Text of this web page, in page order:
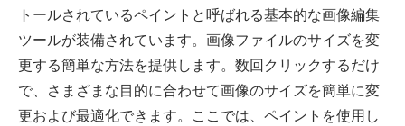
トールされているペイントと呼ばれる基本的な画像編集
ツールが装備されています。画像ファイルのサイズを変
更する簡単な方法を提供します。数回クリックするだけ
で、さまざまな目的に合わせて画像のサイズを簡単に変
更および最適化できます。ここでは、ペイントを使用し